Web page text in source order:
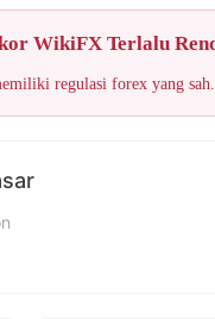
WikiFX Terlalu
regulasi forex yang